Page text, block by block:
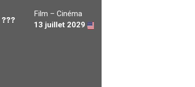
???
Film – Cinéma
13 juillet 2029